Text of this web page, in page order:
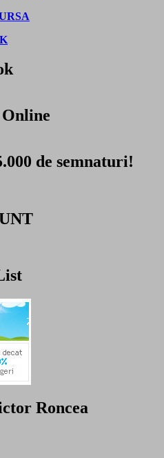
de semnaturi!
Roncea